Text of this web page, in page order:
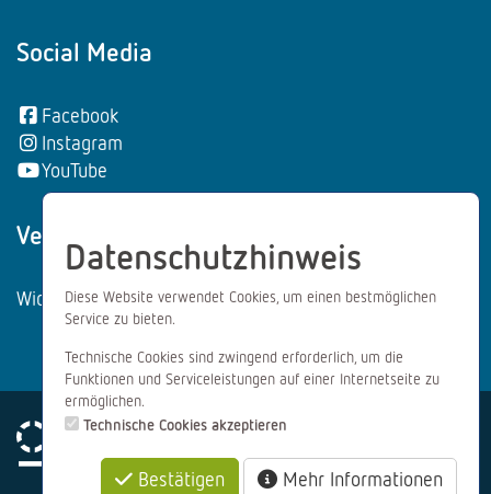
Social Media
Facebook
Instagram
YouTube
Vertrag wiederrufen:
Widerrufsformular
Impressum Datenschutz AGB
Datenschutzhinweis
Diese Website verwendet Cookies, um einen bestmöglichen
Service zu bieten.
Technische Cookies sind zwingend erforderlich, um die
Funktionen und Serviceleistungen auf einer Internetseite zu
ermöglichen.
Technische Cookies akzeptieren
Bestätigen Mehr Informationen